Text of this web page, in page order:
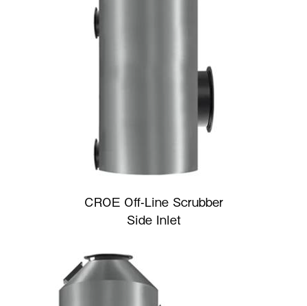
CROE Off-Line Scrubber
Side Inlet